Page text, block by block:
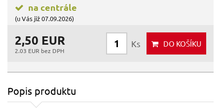
na centrále
(u Vás již 07.09.2026)
2,50 EUR
2.03 EUR bez DPH
Ks DO KOŠÍKU
Popis produktu